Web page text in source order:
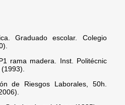
Graduado escolar. Colegio
rama madera. Inst. Politécnic
de Riesgos Laborales, 50h.